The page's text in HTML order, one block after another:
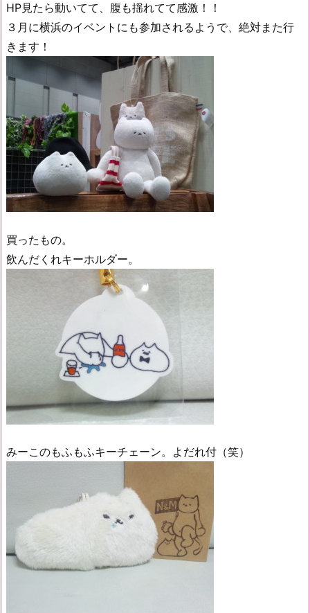
HP見たら動いてて、腹も揺れてて感激！！
３月に横浜のイベントにも参加されるようで、絶対また行
きます！
買ったもの。
飲んだくれキーホルダー。
みーこのもふもふキーチェーン。よだれ付（笑）